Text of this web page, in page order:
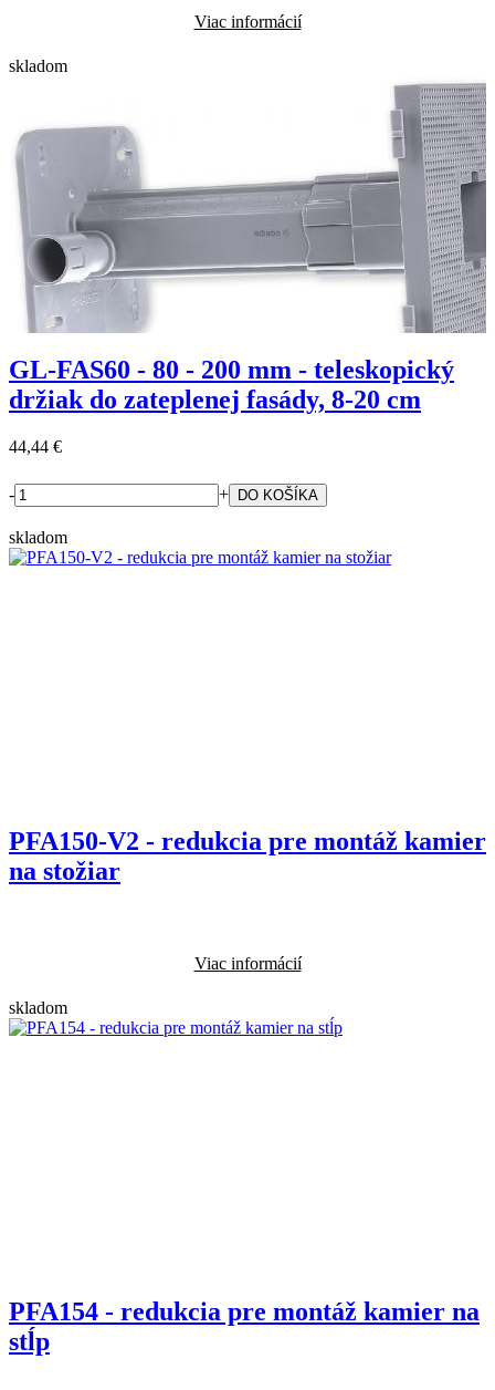
Viac informácií
skladom
GL-FAS60 - 80 - 200 mm - teleskopický
držiak do zateplenej fasády, 8-20 cm
44,44 €
- +
skladom
PFA150-V2 - redukcia pre montáž kamier
na stožiar
Viac informácií
skladom
PFA154 - redukcia pre montáž kamier na
stĺp